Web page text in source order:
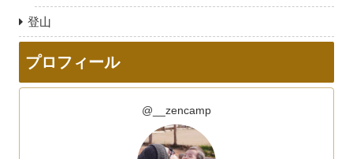
登山
プロフィール
@__zencamp